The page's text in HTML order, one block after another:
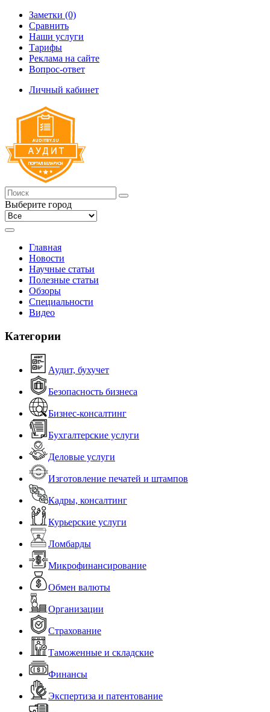
Заметки (0)
Сравнить
Наши услуги
Тарифы
Реклама на сайте
Вопрос-ответ
Личный кабинет
Выберите город
Главная
Новости
Научные статьи
Полезные статьи
Обзоры
Специальности
Видео
Категории
Аудит, бухучет
Безопасность бизнеса
Бизнес-консалтинг
Бухгалтерские услуги
Деловые услуги
Изготовление печатей и штампов
Кадры, консалтинг
Курьерские услуги
Ломбарды
Микрофинансирование
Обмен валюты
Организации
Страхование
Таможенные и складские
Финансы
Экспертиза и патентование